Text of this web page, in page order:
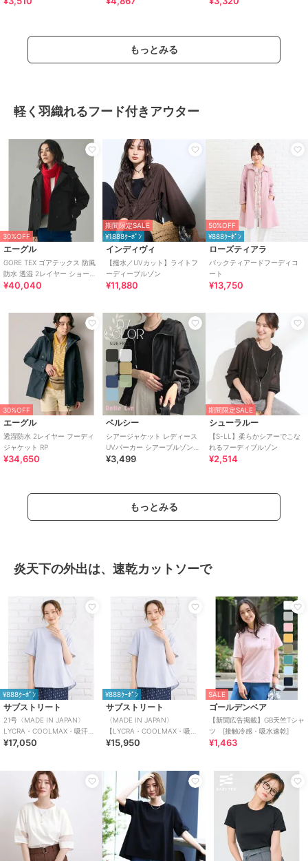
もっとみる
軽く羽織れるフード付きアウター
30%OFF
エーグル
GORE TEX ゴアテックス 防風
防水 透湿 2レイヤー ショート
トレンチコート / フード脱着
¥40,040
期間限定SALE
¥1888ｸｰﾎﾟﾝ
インディヴィ
【撥水／UVカット】ライトフ
ーディーブルゾン
¥11,880
50%OFF
¥888ｸｰﾎﾟﾝ
ローズティアラ
バックティアードフーディコ
ート
¥13,750
30%OFF
エーグル
透湿防水 2レイヤー フーディ
ジャケット RP
¥34,650
ベルシー
シアージャケット レディース
UVパーカー シアーブルゾン
フードライトアウター 春夏 羽
¥3,499
期間限定SALE
シューラルー
【S-LL】柔らかシアーでこな
れるフーディブルゾン
¥2,514
もっとみる
炎天下の外出は、速乾カットソーで
¥888ｸｰﾎﾟﾝ
サブストリート
21号〈MADE IN JAPAN〉
LYCRA・COOLMAX・吸汗・
速乾シアサッカーカットソー
¥17,050
¥888ｸｰﾎﾟﾝ
サブストリート
〈MADE IN JAPAN〉
【LYCRA・COOLMAX・吸
汗・速乾】シアサッカーカッ
¥15,950
SALE
ゴールデンベア
【新聞広告掲載】GB天竺Tシャ
ツ [接触冷感・吸水速乾]
¥1,463